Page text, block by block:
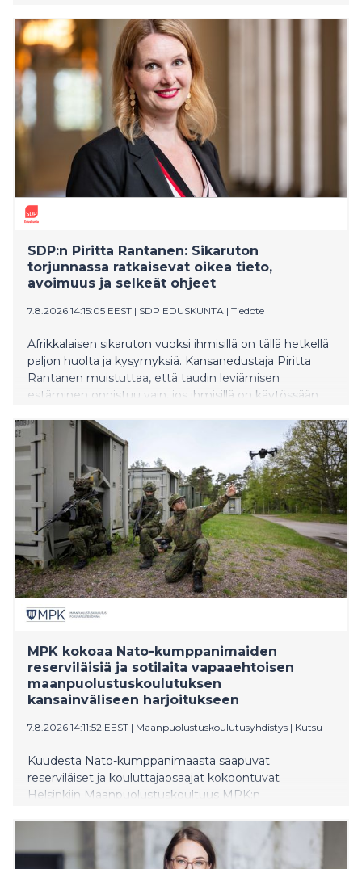
auki vielä sunnuntaihin 16.8. asti. Sen jälkeen noin 100
Halosen luontosuhdetta ja maaseutuelämää kuvaavaa
teosta nähdään Tanskassa, jossa Ateneumin tuottama
näyttely on esillä 4.9.2026–10.1.2027 Ordrupgaard-
taidemuseossa Charlottenlundissa.
SDP:n Piritta Rantanen: Sikaruton
torjunnassa ratkaisevat oikea tieto,
avoimuus ja selkeät ohjeet
7.8.2026 14:15:05 EEST | SDP EDUSKUNTA | Tiedote
Afrikkalaisen sikaruton vuoksi ihmisillä on tällä hetkellä
paljon huolta ja kysymyksiä. Kansanedustaja Piritta
Rantanen muistuttaa, että taudin leviämisen
estäminen onnistuu vain, jos ihmisillä on käytössään
toimintaohjeet.
MPK kokoaa Nato-kumppanimaiden
reserviläisiä ja sotilaita vapaaehtoisen
maanpuolustuskoulutuksen
kansainväliseen harjoitukseen
7.8.2026 14:11:52 EEST | Maanpuolustuskoulutusyhdistys | Kutsu
Kuudesta Nato-kumppanimaasta saapuvat
reserviläiset ja kouluttajaosaajat kokoontuvat
Helsinkiin Maanpuolustuskoultuus MPK:n
Assembly -harjoitukseen. Tapahtuma kehittää
yhteistoimintaa rakennetun alueen taistelussa,
miehittämättömässä ilmailussa sekä